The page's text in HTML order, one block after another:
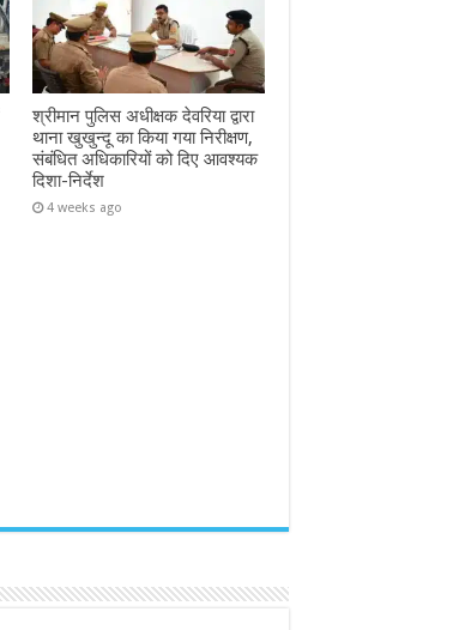
श्रीमान पुलिस अधीक्षक देवरिया द्वारा
थाना खुखुन्दू का किया गया निरीक्षण,
संबंधित अधिकारियों को दिए आवश्यक
दिशा-निर्देश
4 weeks ago